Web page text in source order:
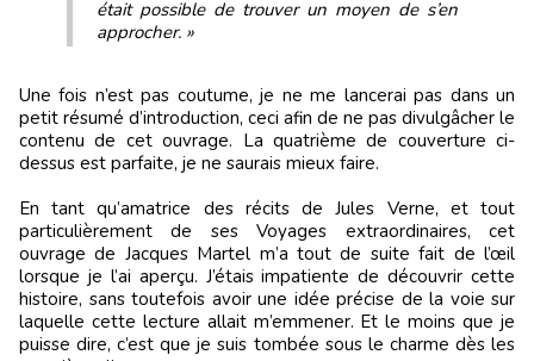
était possible de trouver un moyen de s’en
approcher. »
Une fois n’est pas coutume, je ne me lancerai pas dans un
petit résumé d’introduction, ceci afin de ne pas divulgâcher le
contenu de cet ouvrage. La quatrième de couverture ci-
dessus est parfaite, je ne saurais mieux faire.
En tant qu’amatrice des récits de Jules Verne, et tout
particulièrement de ses Voyages extraordinaires, cet
ouvrage de Jacques Martel m’a tout de suite fait de l’œil
lorsque je l’ai aperçu. J’étais impatiente de découvrir cette
histoire, sans toutefois avoir une idée précise de la voie sur
laquelle cette lecture allait m’emmener. Et le moins que je
puisse dire, c’est que je suis tombée sous le charme dès les